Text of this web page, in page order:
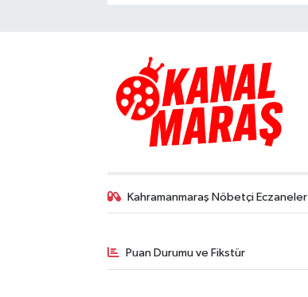
Kahramanmaraş Nöbetçi Eczaneler
Puan Durumu ve Fikstür